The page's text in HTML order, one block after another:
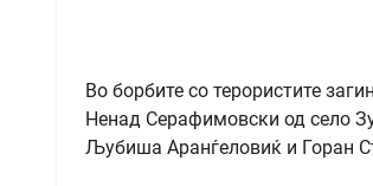
Во борбите со терористите
Ненад Серафимовски од село
Љубиша Аранѓеловиќ и Горан